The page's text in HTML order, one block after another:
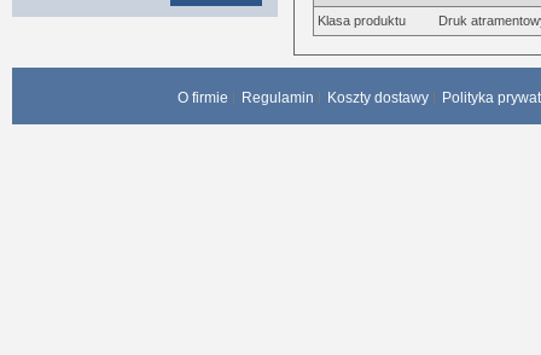
Klasa produktu
Druk
O firmie Regulamin Koszty dostawy Polityka